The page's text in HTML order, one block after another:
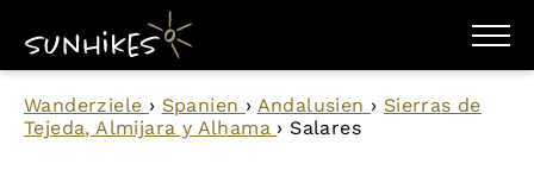
WANDERZIELE
WANDERUNGEN
ENTDECKEN
Wanderziele › Spanien › Andalusien › Sierras de
Tejeda, Almijara y Alhama › Salares